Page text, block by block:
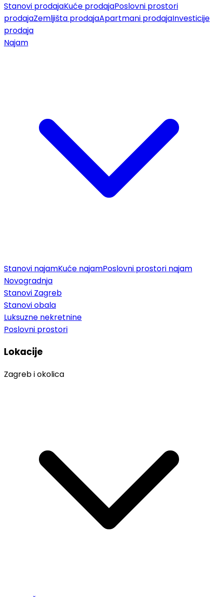
Stanovi prodajaKuće prodajaPoslovni prostori
prodajaZemljišta prodajaApartmani prodajaInvesticije
prodaja
Najam
Stanovi najamKuće najamPoslovni prostori najam
Novogradnja
Stanovi Zagreb
Stanovi obala
Luksuzne nekretnine
Poslovni prostori
Lokacije
Zagreb i okolica